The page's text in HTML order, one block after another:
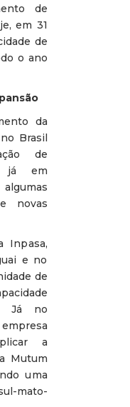
de
em 31
de
o ano
da
Brasil
de
já em
novas
Inpasa,
e no
de
Já no
a
Mutum
uma
mato-